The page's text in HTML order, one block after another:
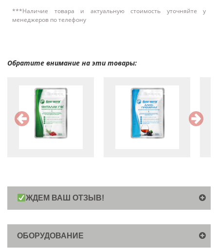
***Наличие товара и актуальную стоимость уточняйте у
менеджеров по телефону
Обратите внимание на эти товары:
ЖДЕМ ВАШ ОТЗЫВ!
ОБОРУДОВАНИЕ